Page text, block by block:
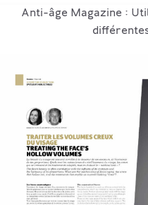
Anti-âge Magazine :